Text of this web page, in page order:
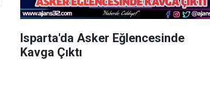
Isparta'da Asker Eğlencesinde
Kavga Çıktı